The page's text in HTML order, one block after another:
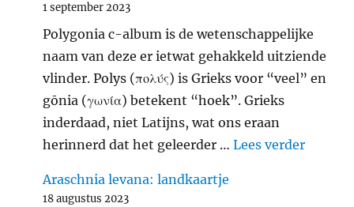
1 september 2023
Polygonia c-album is de wetenschappelijke
naam van deze er ietwat gehakkeld uitziende
vlinder. Polys (πολύς) is Grieks voor “veel” en
gōnia (γωνία) betekent “hoek”. Grieks
inderdaad, niet Latijns, wat ons eraan
herinnerd dat het geleerder …Lees verder
Araschnia levana: landkaartje
18 augustus 2023